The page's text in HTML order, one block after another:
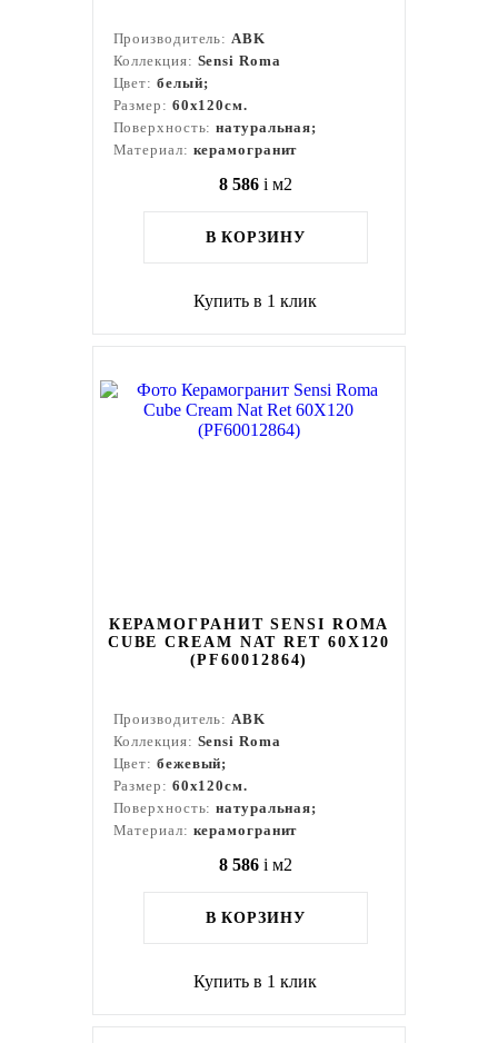
Производитель:ABK
Коллекция: Sensi Roma
Цвет: белый;
Размер: 60x120см.
Поверхность:натуральная;
Материал: керамогранит
8 586 i м2
В КОРЗИНУ
Купить в 1 клик
КЕРАМОГРАНИТ SENSI ROMA
CUBE CREAM NAT RET 60X120
(PF60012864)
Производитель:ABK
Коллекция: Sensi Roma
Цвет: бежевый;
Размер: 60x120см.
Поверхность:натуральная;
Материал: керамогранит
8 586 i м2
В КОРЗИНУ
Купить в 1 клик